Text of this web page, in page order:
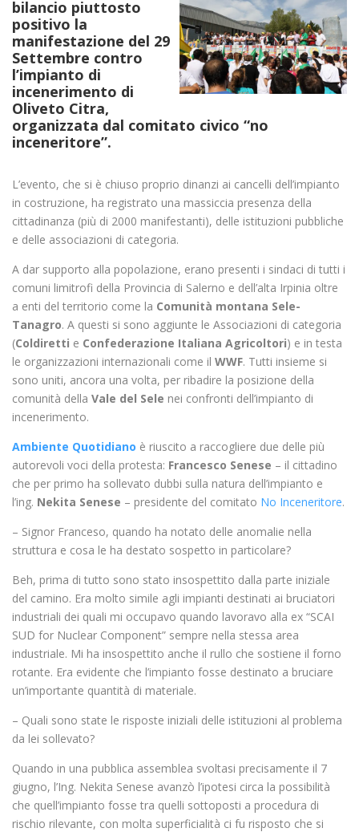
bilancio piuttosto
positivo la
manifestazione del 29
Settembre contro
l’impianto di
incenerimento di
Oliveto Citra,
organizzata dal comitato civico “no
inceneritore”.
L’evento, che si è chiuso proprio dinanzi ai cancelli dell’impianto
in costruzione, ha registrato una massiccia presenza della
cittadinanza (più di 2000 manifestanti), delle istituzioni pubbliche
e delle associazioni di categoria.
A dar supporto alla popolazione, erano presenti i sindaci di tutti i
comuni limitrofi della Provincia di Salerno e dell’alta Irpinia oltre
a enti del territorio come la Comunità montana Sele-
Tanagro. A questi si sono aggiunte le Associazioni di categoria
(Coldiretti e Confederazione Italiana Agricoltori) e in testa
le organizzazioni internazionali come il WWF. Tutti insieme si
sono uniti, ancora una volta, per ribadire la posizione della
comunità della Vale del Sele nei confronti dell’impianto di
incenerimento.
Ambiente Quotidiano è riuscito a raccogliere due delle più
autorevoli voci della protesta: Francesco Senese – il cittadino
che per primo ha sollevato dubbi sulla natura dell’impianto e
l’ing. Nekita Senese – presidente del comitato No Inceneritore.
– Signor Franceso, quando ha notato delle anomalie nella
struttura e cosa le ha destato sospetto in particolare?
Beh, prima di tutto sono stato insospettito dalla parte iniziale
del camino. Era molto simile agli impianti destinati ai bruciatori
industriali dei quali mi occupavo quando lavoravo alla ex “SCAI
SUD for Nuclear Component” sempre nella stessa area
industriale. Mi ha insospettito anche il rullo che sostiene il forno
rotante. Era evidente che l’impianto fosse destinato a bruciare
un’importante quantità di materiale.
– Quali sono state le risposte iniziali delle istituzioni al problema
da lei sollevato?
Quando in una pubblica assemblea svoltasi precisamente il 7
giugno, l’Ing. Nekita Senese avanzò l’ipotesi circa la possibilità
che quell’impianto fosse tra quelli sottoposti a procedura di
rischio rilevante, con molta superficialità ci fu risposto che si